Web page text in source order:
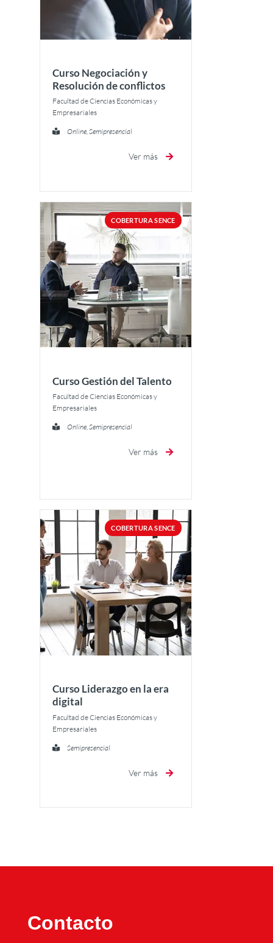
Curso Negociación y
Resolución de conflictos
Facultad de Ciencias Económicas y
Empresariales
Online, Semipresencial
Ver más
COBERTURA SENCE
Curso Gestión del Talento
Facultad de Ciencias Económicas y
Empresariales
Online, Semipresencial
Ver más
COBERTURA SENCE
Curso Liderazgo en la era
digital
Facultad de Ciencias Económicas y
Empresariales
Semipresencial
Ver más
Contacto